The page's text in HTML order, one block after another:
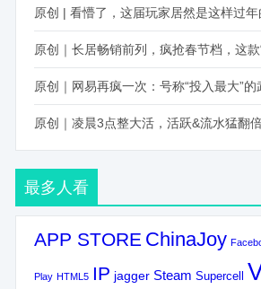
原创 | 看懵了，这届玩家居然是这样过年
最多人看
APP STORE ChinaJoy
Play HTML5 IP jagger Steam Supercell